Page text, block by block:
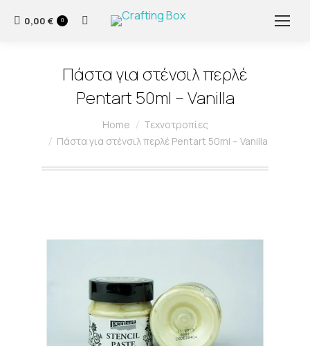
0,00 € 0 Search:
Πάστα για στένσιλ περλέ
Pentart 50ml – Vanilla
You are here:Home
Τεχνοτροπίες
Πάστα για στένσιλ περλέ Pentart 50ml – Vanilla